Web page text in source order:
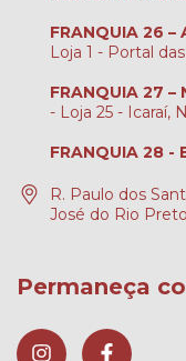
FRANQUIA 26 –
Loja 1 - Portal
FRANQUIA 27 –
- Loja 25 - Icaraí,
FRANQUIA 28 -
R. Paulo dos
José do Rio
Permaneça